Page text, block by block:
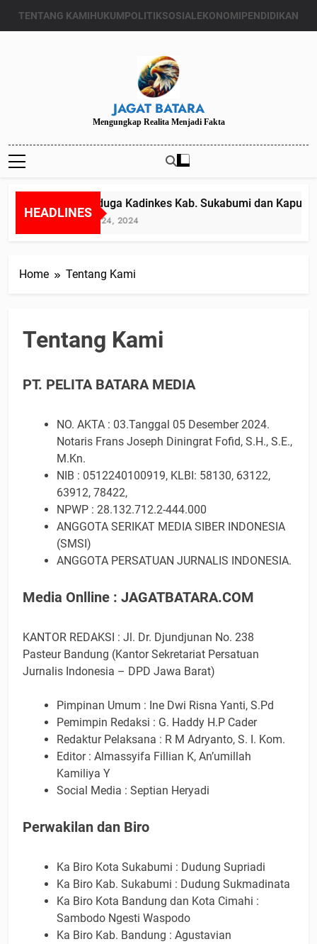
TENTANG KAMIHUKUMPOLITIKSOSIALEKONOMIPENDIDIKAN
JAGAT BATARA
Mengungkap Realita Menjadi Fakta
HEADLINES
Diduga Kadinkes Kab. Sukabumi dan
Juli 24, 2024
Home Tentang Kami
Tentang Kami
PT. PELITA BATARA MEDIA
NO. AKTA : 03.Tanggal 05 Desember 2024.
Notaris Frans Joseph Diningrat Fofid, S.H., S.E.,
M.Kn.
NIB : 0512240100919, KLBI: 58130, 63122,
63912, 78422,
NPWP : 28.132.712.2-444.000
ANGGOTA SERIKAT MEDIA SIBER INDONESIA
(SMSI)
ANGGOTA PERSATUAN JURNALIS INDONESIA.
Media Onlline : JAGATBATARA.COM
KANTOR REDAKSI : Jl. Dr. Djundjunan No. 238
Pasteur Bandung (Kantor Sekretariat Persatuan
Jurnalis Indonesia – DPD Jawa Barat)
Pimpinan Umum : Ine Dwi Risna Yanti, S.Pd
Pemimpin Redaksi : G. Haddy H.P Cader
Redaktur Pelaksana : R M Adryanto, S. I. Kom.
Editor : Almassyifa Fillian K, An’umillah
Kamiliya Y
Social Media : Septian Heryadi
Perwakilan dan Biro
Ka Biro Kota Sukabumi : Dudung Supriadi
Ka Biro Kab. Sukabumi : Dudung Sukmadinata
Ka Biro Kota Bandung dan Kota Cimahi :
Sambodo Ngesti Waspodo
Ka Biro Kab. Bandung : Agustavian